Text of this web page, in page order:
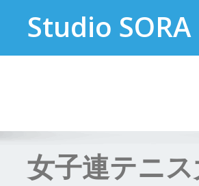
contentStudio SORA
女子連テニ